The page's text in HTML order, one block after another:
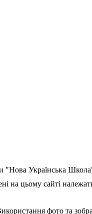
"Нова Українська
на цьому сайті
фото та